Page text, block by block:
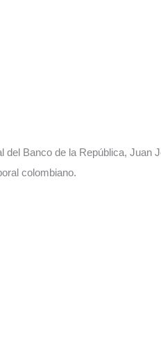
del Banco de la República, Juan
colombiano.